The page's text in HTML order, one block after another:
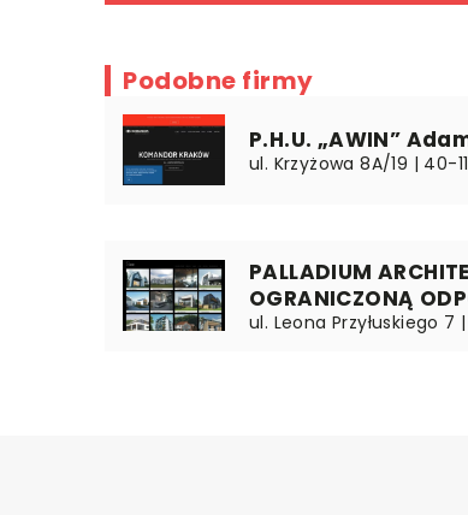
Podobne firmy
P.H.U. „AWIN”
ul. Krzyżowa 8A/19 | 40-
PALLADIUM
OGRANICZONĄ
ul. Leona Przyłuskiego